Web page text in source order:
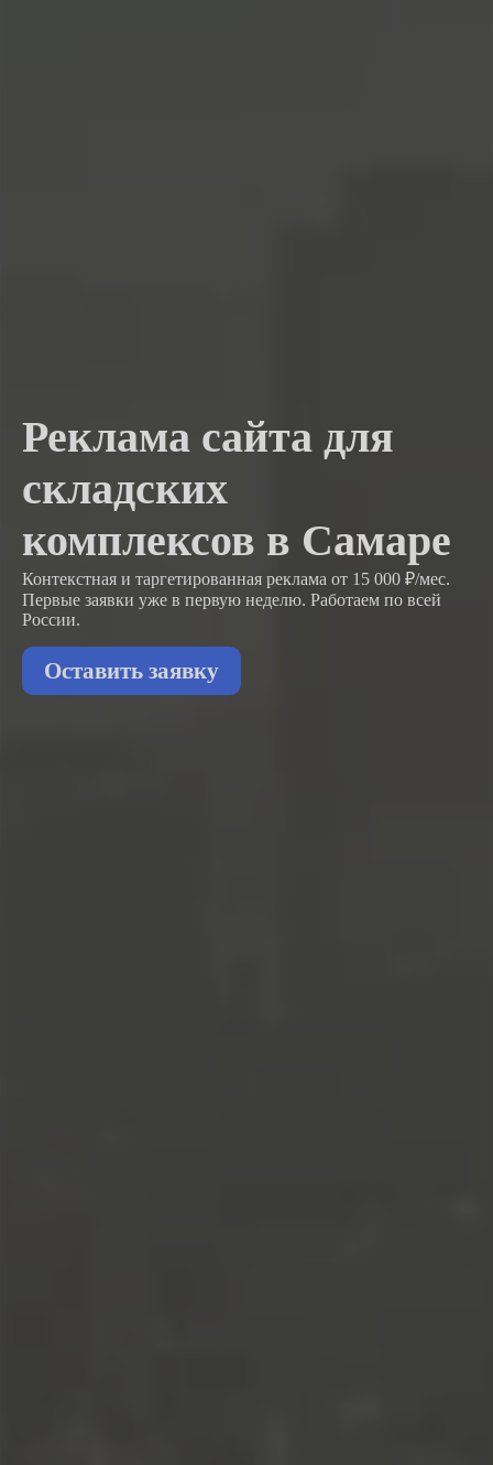
Реклама сайта для
складских
комплексов в Самаре
Контекстная и таргетированная реклама от 15 000 ₽/мес.
Первые заявки уже в первую неделю. Работаем по всей
России.
Оставить заявку